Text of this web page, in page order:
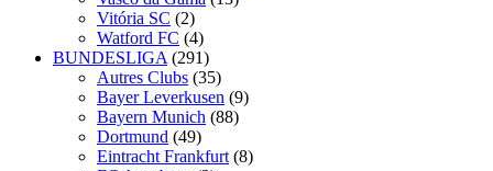
Vitória SC (2)
Watford FC (4)
BUNDESLIGA (291)
Autres Clubs (35)
Bayer Leverkusen (9)
Bayern Munich (88)
Dortmund (49)
Eintracht Frankfurt (8)